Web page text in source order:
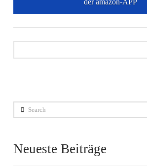
der amazon-APP
Search
Neueste Beiträge